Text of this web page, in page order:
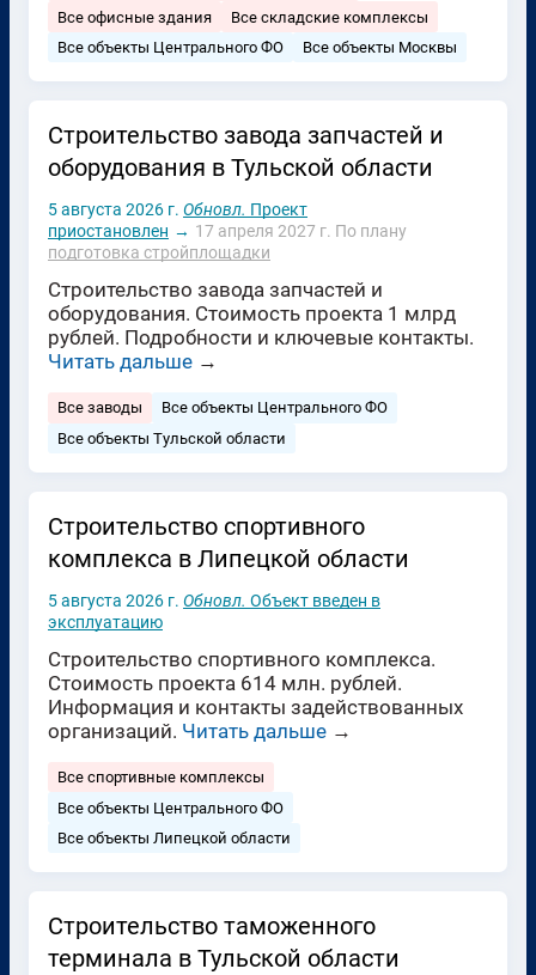
Все офисные здания
Все складские комплексы
Все объекты Центрального ФО
Все объекты Москвы
Строительство завода запчастей и
оборудования в Тульской области
5 августа 2026 г. Обновл. Проект
приостановлен → 17 апреля 2027 г. По плану
подготовка стройплощадки
Строительство завода запчастей и
оборудования. Стоимость проекта 1 млрд
рублей. Подробности и ключевые контакты.
Читать дальше →
Все заводы
Все объекты Центрального ФО
Все объекты Тульской области
Строительство спортивного
комплекса в Липецкой области
5 августа 2026 г. Обновл. Объект введен в
эксплуатацию
Строительство спортивного комплекса.
Стоимость проекта 614 млн. рублей.
Информация и контакты задействованных
организаций. Читать дальше →
Все спортивные комплексы
Все объекты Центрального ФО
Все объекты Липецкой области
Строительство таможенного
терминала в Тульской области